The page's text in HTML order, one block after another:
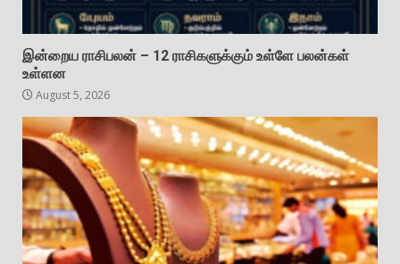
இன்றைய ராசிபலன் – 12 ராசிகளுக்கும் உள்ளே பலன்கள்
உள்ளன
August 5, 2026